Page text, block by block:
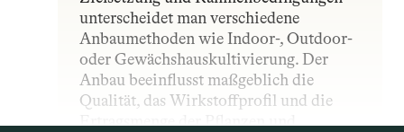
unterscheidet man verschiedene
Anbaumethoden wie Indoor-, Outdoor-
oder Gewächshauskultivierung. Der
Anbau beeinflusst maßgeblich die
Qualität, das Wirkstoffprofil und die
Ertragsmenge der Pflanzen und